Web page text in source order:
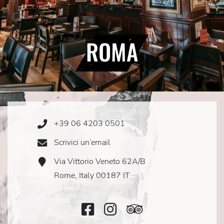
ROMA
Phone
+39 06 4203 0501
Email
Scrivici un’email
Address
Icon
Via Vittorio Veneto 62A/B
Rome, Italy 00187 IT
Facebook
InstagramTripAdvisor